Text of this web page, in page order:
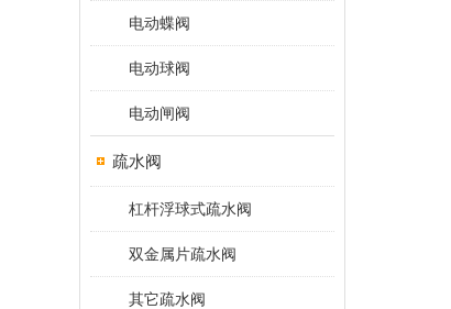
电动蝶阀
电动球阀
电动闸阀
疏水阀
杠杆浮球式疏水阀
双金属片疏水阀
其它疏水阀